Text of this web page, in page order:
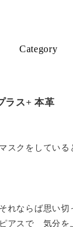
Category
ラス+ 本革
マスクをしてい
それならば思い
ピアスで 気分を